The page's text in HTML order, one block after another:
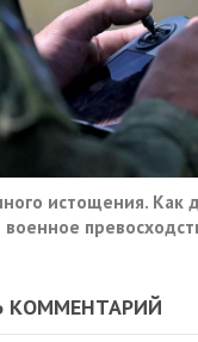
истощения. Как
КОММЕНТАРИЙ